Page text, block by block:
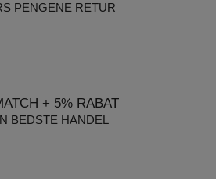
PENGENE RETUR
+ 5% RABAT
BEDSTE HANDEL